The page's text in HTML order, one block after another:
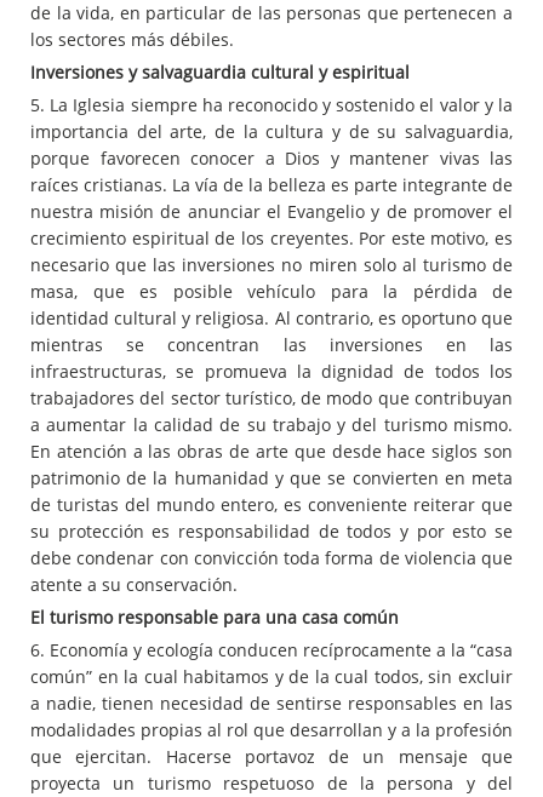
de la vida, en particular de las personas que pertenecen a
los sectores más débiles.
Inversiones y salvaguardia cultural y espiritual
5. La Iglesia siempre ha reconocido y sostenido el valor y la
importancia del arte, de la cultura y de su salvaguardia,
porque favorecen conocer a Dios y mantener vivas las
raíces cristianas. La vía de la belleza es parte integrante de
nuestra misión de anunciar el Evangelio y de promover el
crecimiento espiritual de los creyentes. Por este motivo, es
necesario que las inversiones no miren solo al turismo de
masa, que es posible vehículo para la pérdida de
identidad cultural y religiosa. Al contrario, es oportuno que
mientras se concentran las inversiones en las
infraestructuras, se promueva la dignidad de todos los
trabajadores del sector turístico, de modo que contribuyan
a aumentar la calidad de su trabajo y del turismo mismo.
En atención a las obras de arte que desde hace siglos son
patrimonio de la humanidad y que se convierten en meta
de turistas del mundo entero, es conveniente reiterar que
su protección es responsabilidad de todos y por esto se
debe condenar con convicción toda forma de violencia que
atente a su conservación.
El turismo responsable para una casa común
6. Economía y ecología conducen recíprocamente a la “casa
común” en la cual habitamos y de la cual todos, sin excluir
a nadie, tienen necesidad de sentirse responsables en las
modalidades propias al rol que desarrollan y a la profesión
que ejercitan. Hacerse portavoz de un mensaje que
proyecta un turismo respetuoso de la persona y del